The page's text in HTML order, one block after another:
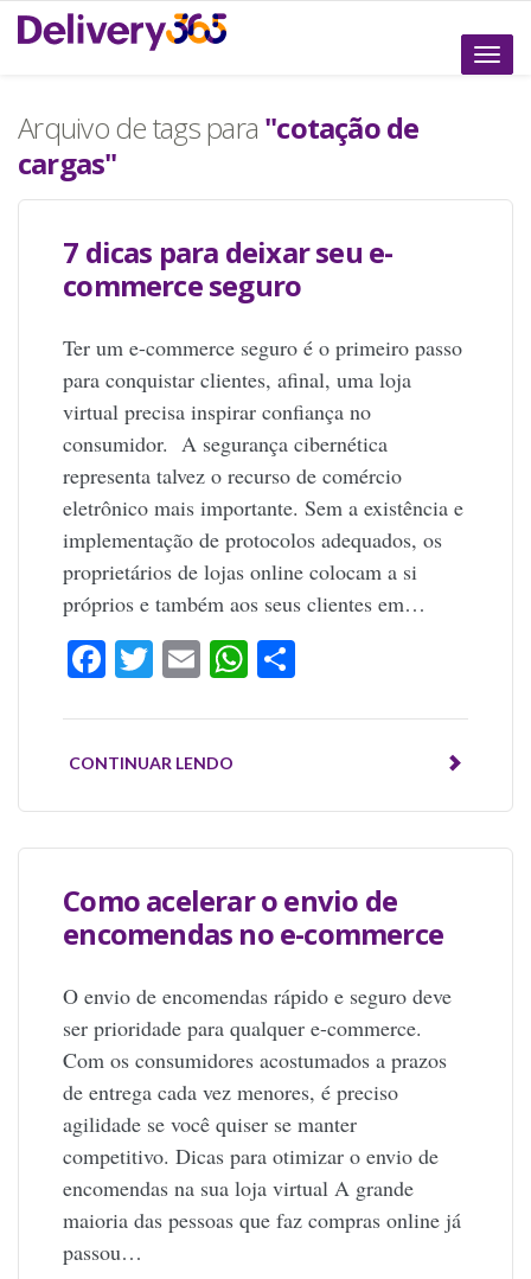
Arquivo de tags para "cotação de
cargas"
7 dicas para deixar seu e-
commerce seguro
Ter um e-commerce seguro é o primeiro passo
para conquistar clientes, afinal, uma loja
virtual precisa inspirar confiança no
consumidor. A segurança cibernética
representa talvez o recurso de comércio
eletrônico mais importante. Sem a existência e
implementação de protocolos adequados, os
proprietários de lojas online colocam a si
próprios e também aos seus clientes em…
Facebook
Twitter
EmailWhatsApp
CONTINUAR LENDO
Como acelerar o envio de
encomendas no e-commerce
O envio de encomendas rápido e seguro deve
ser prioridade para qualquer e-commerce.
Com os consumidores acostumados a prazos
de entrega cada vez menores, é preciso
agilidade se você quiser se manter
competitivo. Dicas para otimizar o envio de
encomendas na sua loja virtual A grande
maioria das pessoas que faz compras online já
passou…